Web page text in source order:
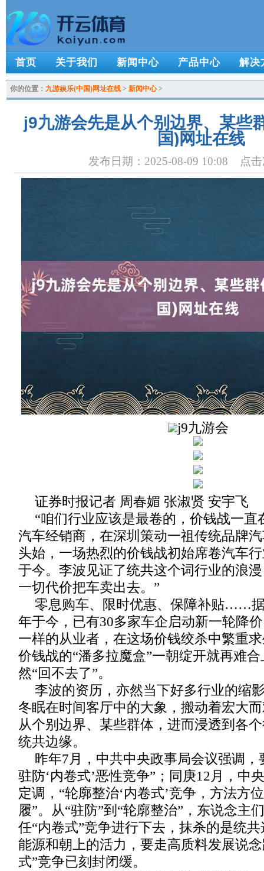
首页 关于我们 新闻中心 产品中心 解决
你的位置： 九游娱乐(中国)网址在线 > 新闻中心>
j9九游会先是从个别边界、某些
国)网址在线
发布日期：2025-08-09 10:08 点击
j9九游会
证券时报记者 周春媚 张淑贤 安宇飞
“咱们行业应该是最卷的，价钱战一直
汽车经销商，在深圳策动一祖传统品牌
头始，一场热烈的价钱战初始席卷汽车
于今。李波见证了统共这个词行业的浪
一切代价把车卖出去。”
零息购车、限时优惠、保障补贴……
年于今，已有30多家车企启动新一轮降
一样的从业者，在这场价钱绞杀中繁重
价钱战的“潘多拉魔盒”一朝绽开就再难
然“回不去了”。
李波的资历，亦然当下好多行业的缩
冬眠在时间客厅中的大象，搬动着宏大
从个别边界、某些群体，进而浸透到各
统共边缘。
昨年7月，中共中央政事局会议强调，
驻防‘内卷式’恶性竞争”；同庚12月，中
定调，“轮廓整治‘内卷式’竞争，方法方
履”。从“驻防”到“轮廓整治”，东说念主
任“内卷式”竞争进行下去，抹杀的是统
能源和朝上的活力，要走高质料发展说
式”竞争已刻封闭缓。